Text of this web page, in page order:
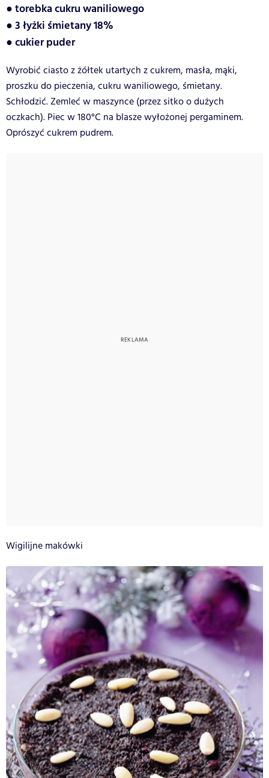
● torebka cukru waniliowego
● 3 łyżki śmietany 18%
● cukier puder
Wyrobić ciasto z żółtek utartych z cukrem, masła, mąki,
proszku do pieczenia, cukru waniliowego, śmietany.
Schłodzić. Zemleć w maszynce (przez sitko o dużych
oczkach). Piec w 180°C na blasze wyłożonej pergaminem.
Oprószyć cukrem pudrem.
Wigilijne makówki